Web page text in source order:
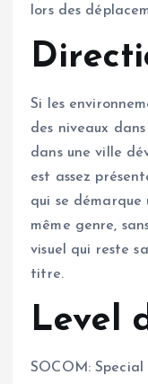
lors des
Si les
des niveaux
dans une ville
est assez
qui se démarque
même genre,
visuel qui reste
titre.
Level
SOCOM: Special